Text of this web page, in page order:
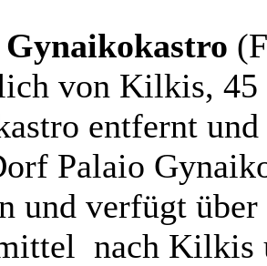
Gynaikokastro
von Kilkis,
entfernt
Palaio
und verfügt
nach Kilkis